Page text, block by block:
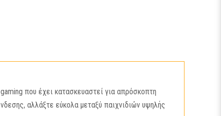
που έχει κατασκευαστεί για απρόσκοπτη
αλλάξτε εύκολα μεταξύ παιχνιδιών υψηλής